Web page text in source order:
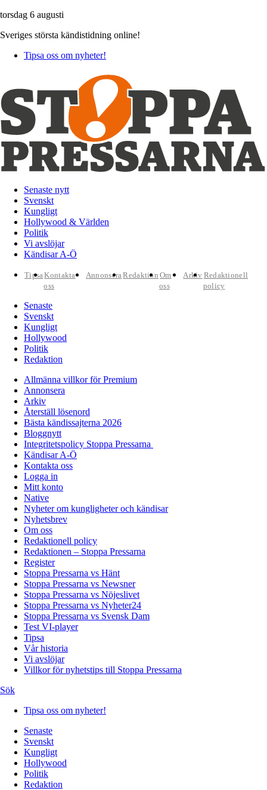
torsdag 6 augusti
Sveriges största kändistidning online!
Tipsa oss om nyheter!
Senaste nytt
Svenskt
Kungligt
Hollywood & Världen
Politik
Vi avslöjar
Kändisar A-Ö
TipsaKontakta
oss
AnnonseraRedaktion Om
oss
Arkiv Redaktionell
policy
Senaste
Svenskt
Kungligt
Hollywood
Politik
Redaktion
Allmänna villkor för Premium
Annonsera
Arkiv
Återställ lösenord
Bästa kändissajterna 2026
Bloggnytt
Integritetspolicy Stoppa Pressarna
Kändisar A-Ö
Kontakta oss
Logga in
Mitt konto
Native
Nyheter om kungligheter och kändisar
Nyhetsbrev
Om oss
Redaktionell policy
Redaktionen – Stoppa Pressarna
Register
Stoppa Pressarna vs Hänt
Stoppa Pressarna vs Newsner
Stoppa Pressarna vs Nöjeslivet
Stoppa Pressarna vs Nyheter24
Stoppa Pressarna vs Svensk Dam
Test VI-player
Tipsa
Vår historia
Vi avslöjar
Villkor för nyhetstips till Stoppa Pressarna
Sök
Tipsa oss om nyheter!
Senaste
Svenskt
Kungligt
Hollywood
Politik
Redaktion